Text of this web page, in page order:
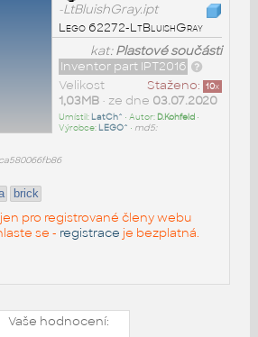
-LtBluishGray.ipt
Lego 62272-LtBluishGray
kat:Plastové součásti
Inventor part IPT2016
Staženo: 10x
Velikost
1,03MB• ze dne 03.07.2020
Umístil: LatCh^ • Autor: D.Kohfeld•
Výrobce: LEGO^ • md5:
brick
pro registrované členy webu
se - registrace je bezplatná.
Vaše hodnocení: